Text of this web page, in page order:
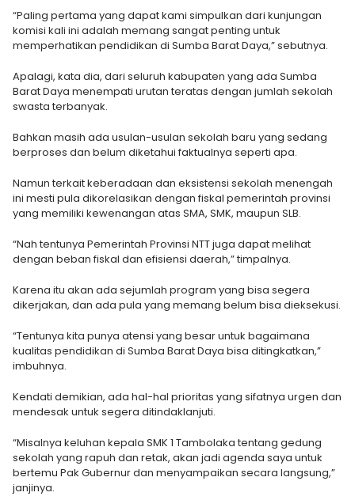
“Paling pertama yang dapat kami simpulkan dari kunjungan
komisi kali ini adalah memang sangat penting untuk
memperhatikan pendidikan di Sumba Barat Daya,” sebutnya.
Apalagi, kata dia, dari seluruh kabupaten yang ada Sumba
Barat Daya menempati urutan teratas dengan jumlah sekolah
swasta terbanyak.
Bahkan masih ada usulan-usulan sekolah baru yang sedang
berproses dan belum diketahui faktualnya seperti apa.
Namun terkait keberadaan dan eksistensi sekolah menengah
ini mesti pula dikorelasikan dengan fiskal pemerintah provinsi
yang memiliki kewenangan atas SMA, SMK, maupun SLB.
“Nah tentunya Pemerintah Provinsi NTT juga dapat melihat
dengan beban fiskal dan efisiensi daerah,” timpalnya.
Karena itu akan ada sejumlah program yang bisa segera
dikerjakan, dan ada pula yang memang belum bisa dieksekusi.
“Tentunya kita punya atensi yang besar untuk bagaimana
kualitas pendidikan di Sumba Barat Daya bisa ditingkatkan,”
imbuhnya.
Kendati demikian, ada hal-hal prioritas yang sifatnya urgen dan
mendesak untuk segera ditindaklanjuti.
“Misalnya keluhan kepala SMK 1 Tambolaka tentang gedung
sekolah yang rapuh dan retak, akan jadi agenda saya untuk
bertemu Pak Gubernur dan menyampaikan secara langsung,”
janjinya.